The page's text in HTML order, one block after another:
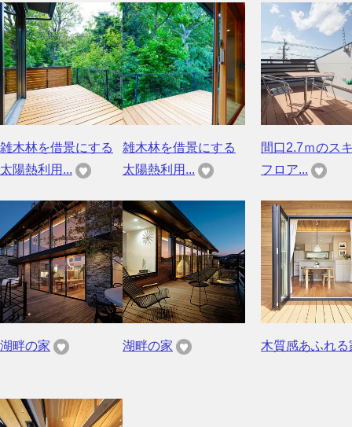
雑木林を借景にする
太陽熱利用...
雑木林を借景にする
太陽熱利用...
間口2.7ｍのス
フロア...
湖畔の家 湖畔の家 木質感あふれる